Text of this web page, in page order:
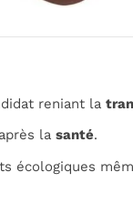
reniant la
la santé.
écologiques